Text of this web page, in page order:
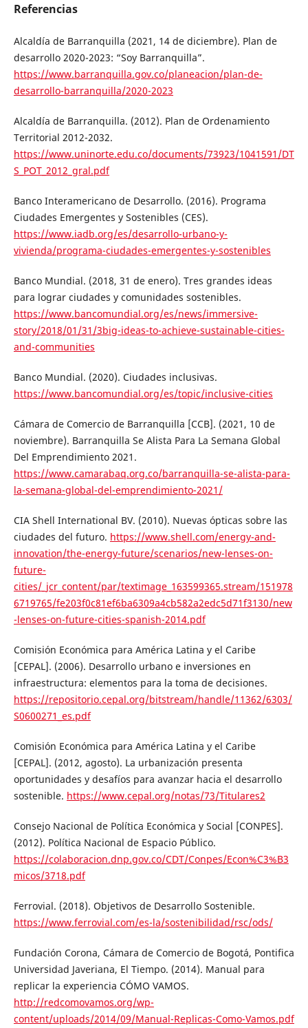
Referencias
Alcaldía de Barranquilla (2021, 14 de diciembre). Plan de
desarrollo 2020-2023: “Soy Barranquilla”.
https://www.barranquilla.gov.co/planeacion/plan-de-
desarrollo-barranquilla/2020-2023
Alcaldía de Barranquilla. (2012). Plan de Ordenamiento
Territorial 2012-2032.
https://www.uninorte.edu.co/documents/73923/1041591/DT
S_POT_2012_gral.pdf
Banco Interamericano de Desarrollo. (2016). Programa
Ciudades Emergentes y Sostenibles (CES).
https://www.iadb.org/es/desarrollo-urbano-y-
vivienda/programa-ciudades-emergentes-y-sostenibles
Banco Mundial. (2018, 31 de enero). Tres grandes ideas
para lograr ciudades y comunidades sostenibles.
https://www.bancomundial.org/es/news/immersive-
story/2018/01/31/3big-ideas-to-achieve-sustainable-cities-
and-communities
Banco Mundial. (2020). Ciudades inclusivas.
https://www.bancomundial.org/es/topic/inclusive-cities
Cámara de Comercio de Barranquilla [CCB]. (2021, 10 de
noviembre). Barranquilla Se Alista Para La Semana Global
Del Emprendimiento 2021.
https://www.camarabaq.org.co/barranquilla-se-alista-para-
la-semana-global-del-emprendimiento-2021/
CIA Shell International BV. (2010). Nuevas ópticas sobre las
ciudades del futuro. https://www.shell.com/energy-and-
innovation/the-energy-future/scenarios/new-lenses-on-
future-
cities/_jcr_content/par/textimage_163599365.stream/151978
6719765/fe203f0c81ef6ba6309a4cb582a2edc5d71f3130/new
-lenses-on-future-cities-spanish-2014.pdf
Comisión Económica para América Latina y el Caribe
[CEPAL]. (2006). Desarrollo urbano e inversiones en
infraestructura: elementos para la toma de decisiones.
https://repositorio.cepal.org/bitstream/handle/11362/6303/
S0600271_es.pdf
Comisión Económica para América Latina y el Caribe
[CEPAL]. (2012, agosto). La urbanización presenta
oportunidades y desafíos para avanzar hacia el desarrollo
sostenible. https://www.cepal.org/notas/73/Titulares2
Consejo Nacional de Política Económica y Social [CONPES].
(2012). Política Nacional de Espacio Público.
https://colaboracion.dnp.gov.co/CDT/Conpes/Econ%C3%B3
micos/3718.pdf
Ferrovial. (2018). Objetivos de Desarrollo Sostenible.
https://www.ferrovial.com/es-la/sostenibilidad/rsc/ods/
Fundación Corona, Cámara de Comercio de Bogotá, Pontifica
Universidad Javeriana, El Tiempo. (2014). Manual para
replicar la experiencia CÓMO VAMOS.
http://redcomovamos.org/wp-
content/uploads/2014/09/Manual-Replicas-Como-Vamos.pdf